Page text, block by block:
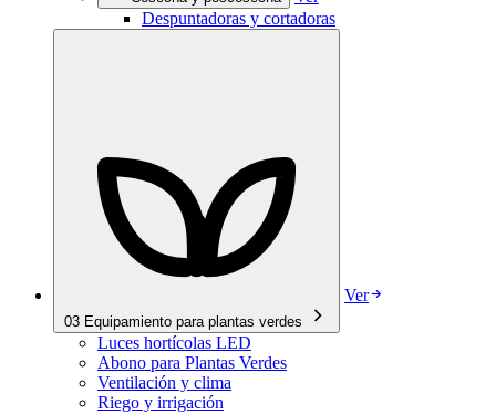
Despuntadoras y cortadoras
03 Equipamiento para plantas verdes
Ver
Luces hortícolas LED
Abono para Plantas Verdes
Ventilación y clima
Riego y irrigación